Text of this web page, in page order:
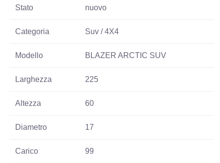
Stato nuovo
Categoria Suv / 4X4
Modello BLAZER ARCTIC SUV
Larghezza 225
Altezza 60
Diametro 17
Carico 99